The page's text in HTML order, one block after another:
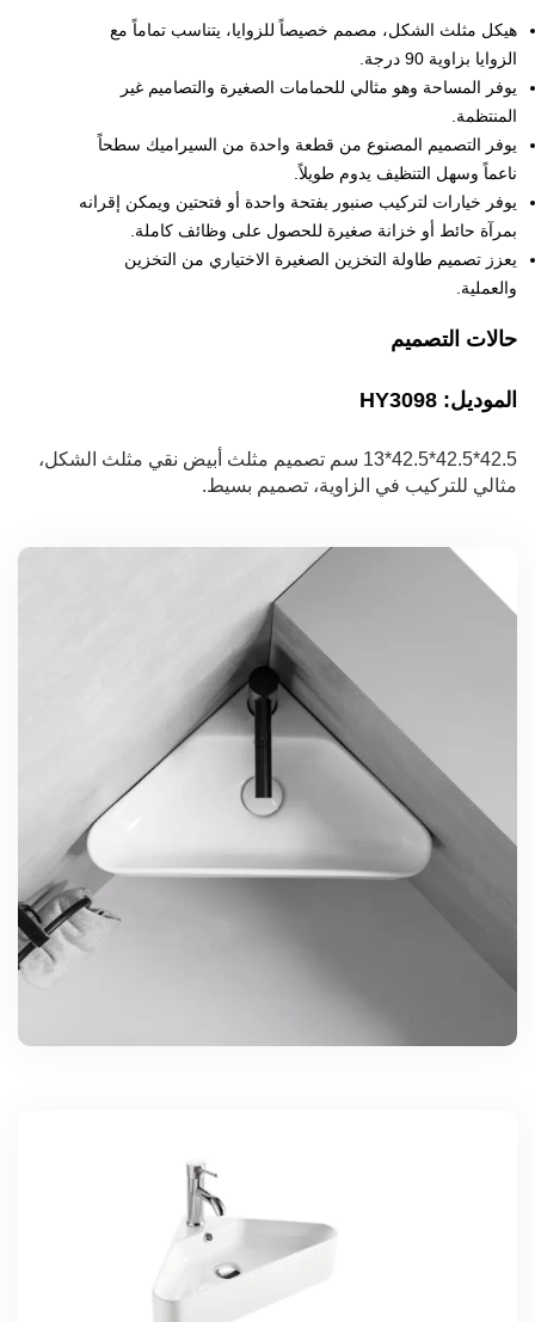
هيكل مثلث الشكل، مصمم خصيصاً للزوايا، يتناسب تماماً مع
الزوايا بزاوية 90 درجة.
يوفر المساحة وهو مثالي للحمامات الصغيرة والتصاميم غير
المنتظمة.
يوفر التصميم المصنوع من قطعة واحدة من السيراميك سطحاً
ناعماً وسهل التنظيف يدوم طويلاً.
يوفر خيارات لتركيب صنبور بفتحة واحدة أو فتحتين ويمكن إقرانه
بمرآة حائط أو خزانة صغيرة للحصول على وظائف كاملة.
يعزز تصميم طاولة التخزين الصغيرة الاختياري من التخزين
والعملية.
حالات التصميم
الموديل: HY3098
42.5*42.5*42.5*13 سم تصميم مثلث أبيض نقي مثلث الشكل،
مثالي للتركيب في الزاوية، تصميم بسيط.